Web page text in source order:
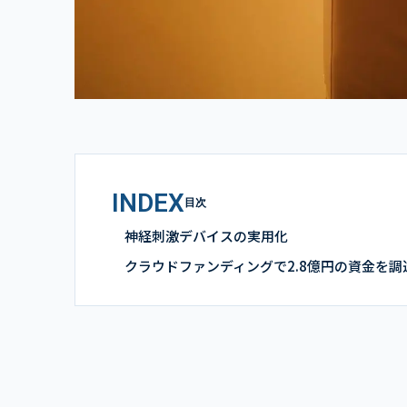
INDEX 目次
神経刺激デバイスの実用化
クラウドファンディングで2.8億円の資金を調